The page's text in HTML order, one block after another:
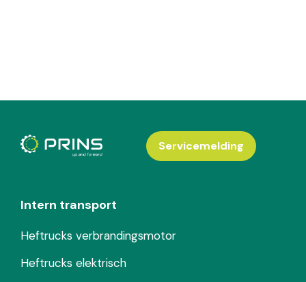
Intern transport
Heftrucks verbrandingsmotor
Heftrucks elektrisch
Servicemelding